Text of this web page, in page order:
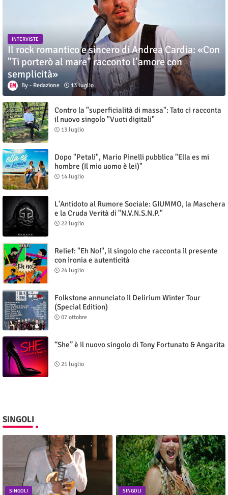
INTERVISTE
Il rock romantico e sincero di Andrea Cardia: «Con
"Ti porterò al mare" racconto l’amore con
semplicità»
Redazione 13 luglio
Contro la "superficialità di massa": Tato ci racconta
il nuovo singolo "Vuoti digitali"
13 luglio
Dopo "Petali", Mario Pinelli pubblica "Ella es mi
hombre (Il mio uomo è lei)"
14 luglio
L'Antidoto al Rumore Sociale: GIUMMO, la Maschera
e la Cruda Verità di "N.V.N.S.N.P."
22 luglio
Relief: "Eh No!", il singolo che racconta il presente
con ironia e autenticità
24 luglio
Folkstone annunciato il Delirium Winter Tour
(Special Edition)
07 ottobre
“She” è il nuovo singolo di Tony Fortunato & Angarita
21 luglio
SINGOLI
SINGOLI SINGOLI